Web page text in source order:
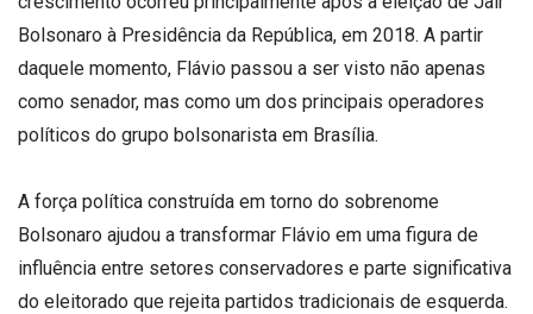
Bolsonaro à Presidência da República, em 2018. A partir
daquele momento, Flávio passou a ser visto não apenas
como senador, mas como um dos principais operadores
políticos do grupo bolsonarista em Brasília.
A força política construída em torno do sobrenome
Bolsonaro ajudou a transformar Flávio em uma figura de
influência entre setores conservadores e parte significativa
do eleitorado que rejeita partidos tradicionais de esquerda.